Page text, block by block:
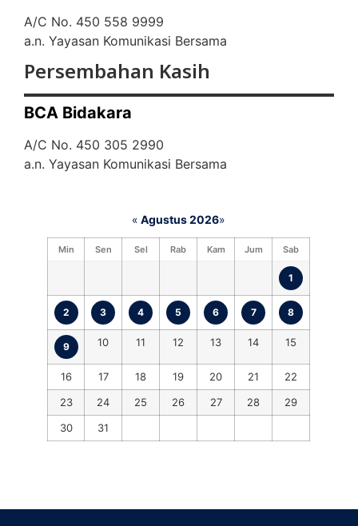
A/C No. 450 558 9999
a.n. Yayasan Komunikasi Bersama
Persembahan Kasih
BCA Bidakara
A/C No. 450 305 2990
a.n. Yayasan Komunikasi Bersama
« Agustus 2026»
Min Sen Sel Rab Kam Jum Sab
1
2 3 4 5 6 7 8
9 10 11 12 13 14 15
16 17 18 19 20 21
22
23
24 25 26 27 28
29
30
31